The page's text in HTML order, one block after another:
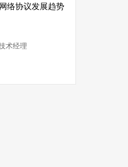
络协议发展趋势
术经理